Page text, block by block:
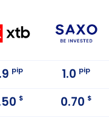
pip 1.0 pip
$ 0.70 $